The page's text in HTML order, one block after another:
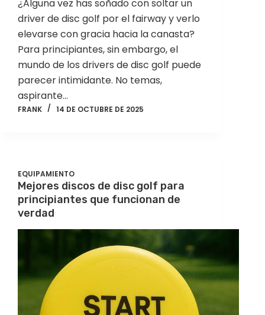
¿Alguna vez has soñado con soltar un
driver de disc golf por el fairway y verlo
elevarse con gracia hacia la canasta?
Para principiantes, sin embargo, el
mundo de los drivers de disc golf puede
parecer intimidante. No temas,
aspirante…
FRANK 14 DE OCTUBRE DE 2025
EQUIPAMIENTO
Mejores discos de disc golf para
principiantes que funcionan de
verdad